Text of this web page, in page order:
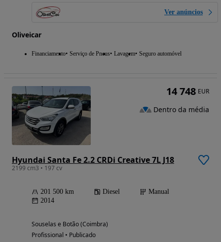
Ver anúncios
Oliveicar
Financiamento Serviço de Pneus Lavagem Seguro automóvel
Hyundai Santa Fe 2.2 CRDi Creative 7L J18
2199 cm3 • 197 cv
201 500 km Diesel
Manual
2014
Souselas e Botão (Coimbra)
Profissional • Publicado
14 748 EUR
Dentro da média